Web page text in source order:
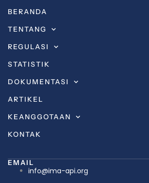
BERANDA
TENTANG
REGULASI
STATISTIK
DOKUMENTASI
ARTIKEL
KEANGGOTAAN
KONTAK
EMAIL
info@ima-api.org